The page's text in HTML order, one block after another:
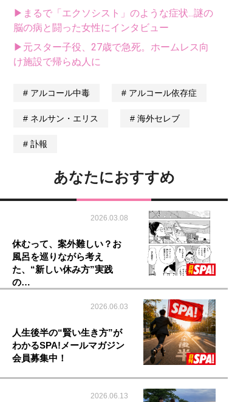
▶まるで「エクソシスト」のような症状...謎の
脳の病と闘った女性にインタビュー
▶元スター子役、27歳で急死。ホームレス向
け施設で帰らぬ人に
アルコール中毒 アルコール依存症
ネルサン・エリス 海外セレブ
訃報
あなたにおすすめ
2026.03.08
休むって、案外難しい？お
風呂を巡りながら考え
た、“新しい休み方”実践
の…
2026.06.03
人生後半の“賢い生き方”が
わかるSPA!メールマガジン
会員募集中！
2026.06.13